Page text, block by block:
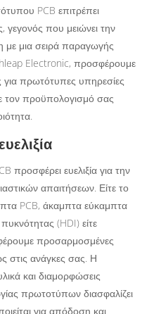
PCB επιτρέπει
γεγονός που μειώνει την
με μια σειρά παραγωγής
Electronic, προσφέρουμε
για πρωτότυπες υπηρεσίες
τον προϋπολογισμό σας
ευελιξία για την
απαιτήσεων. Είτε το
PCB, άκαμπτα εύκαμπτα
(HDI) είτε
προσαρμοσμένες
στις ανάγκες σας. Η
και διαμορφώσεις
πρωτοτύπων διασφαλίζει
για απόδοση και